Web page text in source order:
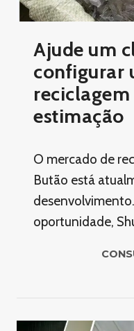
Ajude um
configurar
estimação
O mercado de
Butão está
oportunidade,